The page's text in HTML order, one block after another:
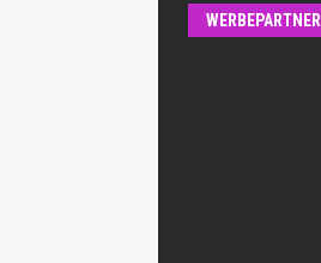
WERBEPARTNER